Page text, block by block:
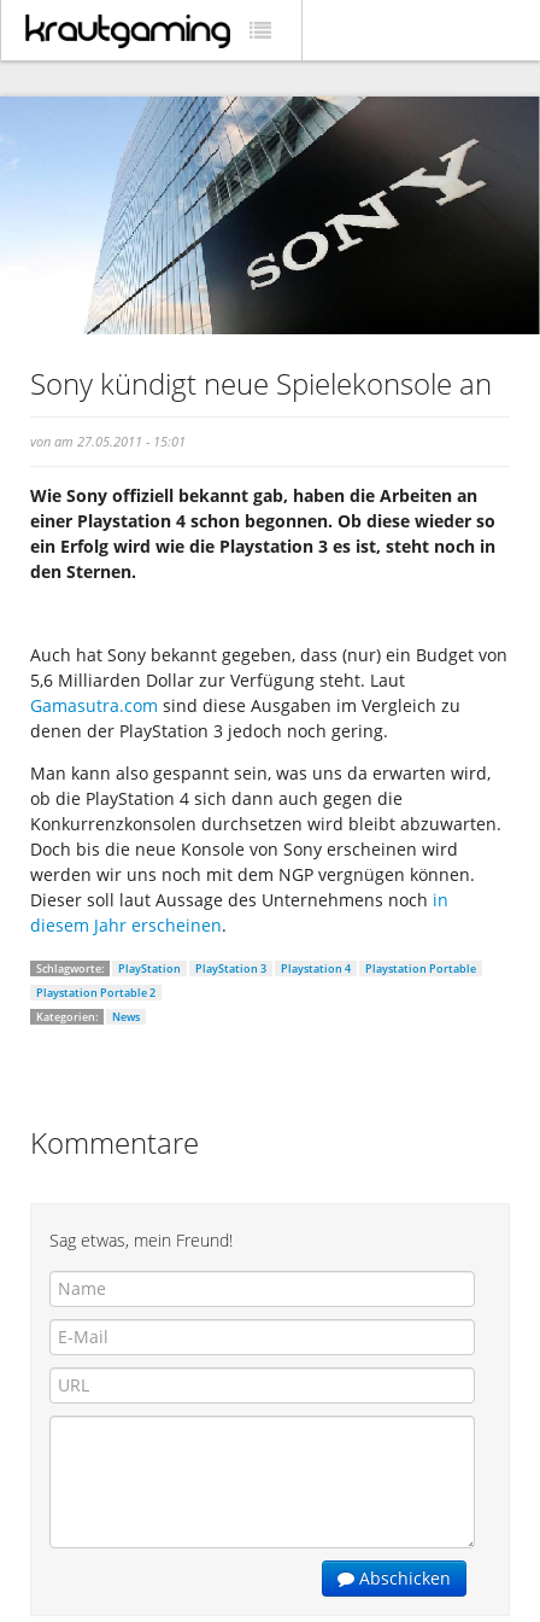
Sony kündigt neue Spielekonsole an
von am 27.05.2011 - 15:01
Wie Sony offiziell bekannt gab, haben die Arbeiten an
einer Playstation 4 schon begonnen. Ob diese wieder so
ein Erfolg wird wie die Playstation 3 es ist, steht noch in
den Sternen.
Auch hat Sony bekannt gegeben, dass (nur) ein Budget von
5,6 Milliarden Dollar zur Verfügung steht. Laut
Gamasutra.com sind diese Ausgaben im Vergleich zu
denen der PlayStation 3 jedoch noch gering.
Man kann also gespannt sein, was uns da erwarten wird,
ob die PlayStation 4 sich dann auch gegen die
Konkurrenzkonsolen durchsetzen wird bleibt abzuwarten.
Doch bis die neue Konsole von Sony erscheinen wird
werden wir uns noch mit dem NGP vergnügen können.
Dieser soll laut Aussage des Unternehmens noch in
diesem Jahr erscheinen.
Schlagworte: PlayStation PlayStation 3 Playstation 4
Playstation Portable
Playstation Portable 2
Kategorien:
News
Kommentare
Sag etwas, mein Freund!
Abschicken